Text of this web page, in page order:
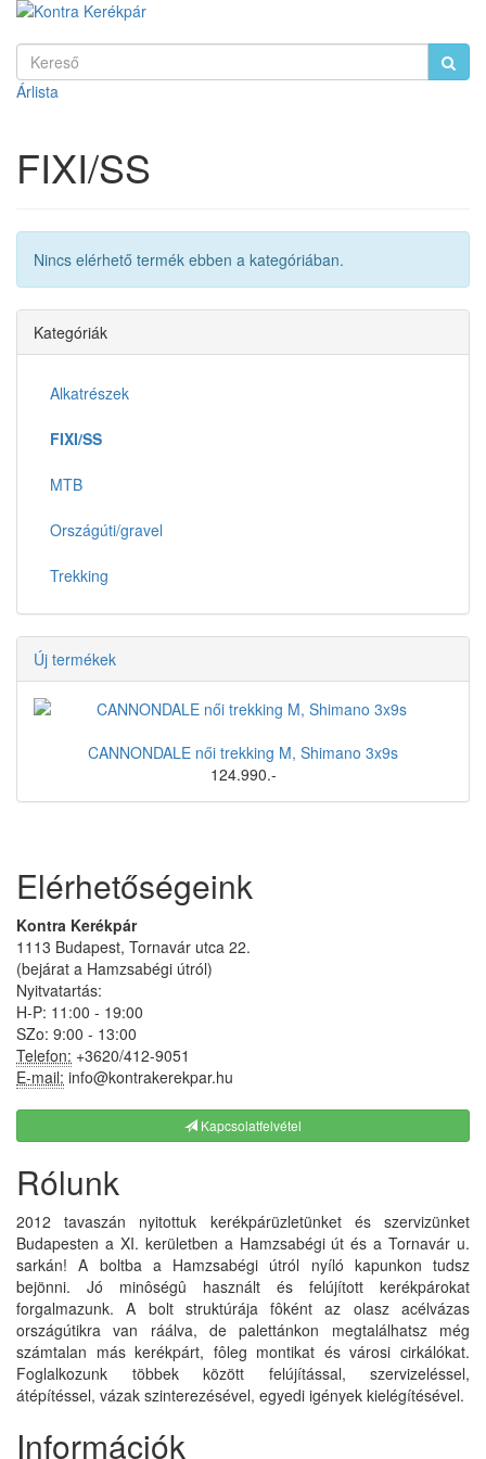
Árlista
FIXI/SS
Nincs elérhető termék ebben a kategóriában.
Kategóriák
Alkatrészek
FIXI/SS
MTB
Országúti/gravel
Trekking
Új termékek
CANNONDALE női trekking M, Shimano 3x9s
124.990.-
Elérhetőségeink
Kontra Kerékpár
1113 Budapest, Tornavár utca 22.
(bejárat a Hamzsabégi útról)
Nyitvatartás:
H-P: 11:00 - 19:00
SZo: 9:00 - 13:00
Telefon: +3620/412-9051
E-mail: info@kontrakerekpar.hu
Kapcsolatfelvétel
Rólunk
2012 tavaszán nyitottuk kerékpárüzletünket és szervizünket
Budapesten a XI. kerületben a Hamzsabégi út és a Tornavár u.
sarkán! A boltba a Hamzsabégi útról nyíló kapunkon tudsz
bejönni. Jó minôségû használt és felújított kerékpárokat
forgalmazunk. A bolt struktúrája fôként az olasz acélvázas
országútikra van ráálva, de palettánkon megtalálhatsz még
számtalan más kerékpárt, fôleg montikat és városi cirkálókat.
Foglalkozunk többek között felújítással, szervizeléssel,
átépítéssel, vázak szinterezésével, egyedi igények kielégítésével.
Információk